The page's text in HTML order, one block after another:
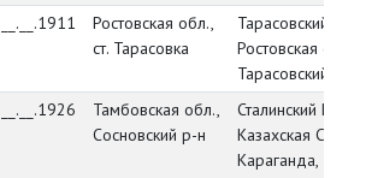
__.__.1911
Ростовская обл.,
ст. Тарасовка
Тарасовский РВК,
Ростовская обл.,
Тарасовский р-н
__.__.1926
Тамбовская обл.,
Сосновский р-н
Сталинский РВК,
Казахская ССР, г.
Караганда,